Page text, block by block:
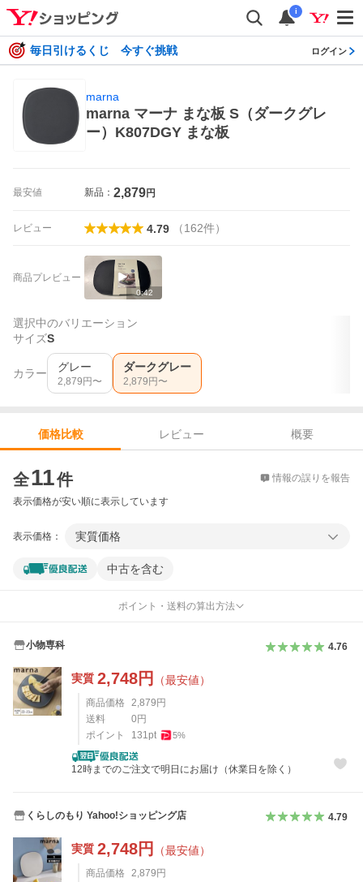
i
毎日引けるくじ 今すぐ挑戦 ログイン
marna
marna マーナ まな板 S（ダークグレ
ー）K807DGY まな板
最安値 新品： 2,879円
レビュー 4.79 （162件）
商品プレビュー
0:42
選択中のバリエーション
サイズS
カラー グレー
2,879 円〜
ダークグレー
2,879 円〜
価格比較 レビュー
概要
全11件 情報の誤りを報告
表示価格が安い順に表示しています
表示価格： 実質価格
中古を含む
ポイント・送料の算出方法
小物専科 4.76
実質 2,748円 （最安値）
商品価格 2,879 円
送料
0 円
ポイント
131pt 5%
12時までのご注文で明日にお届け（休業日を除く）
くらしのもり Yahoo!ショッピング店 4.79
実質 2,748円 （最安値）
商品価格 2,879円